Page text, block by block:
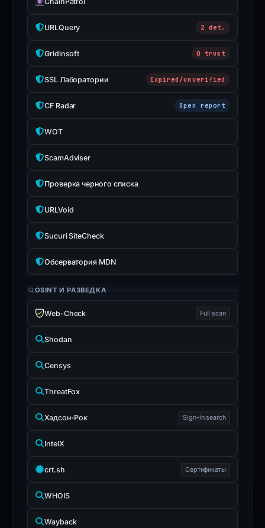
URLQuery 2 det.
Gridinsoft 0 trust
SSL Лаборатории Expired/unverified
CF Radar Open report
WOT
ScamAdviser
Проверка черного списка
URLVoid
Sucuri SiteCheck
Обсерватория MDN
OSINT И РАЗВЕДКА
Web-Check Full scan
Shodan
Censys
ThreatFox
Хадсон-Рок Sign-in search
IntelX
crt.sh Сертификаты
WHOIS
Wayback